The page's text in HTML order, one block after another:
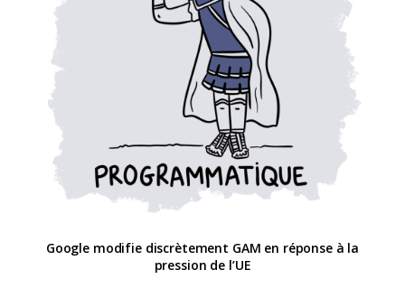
Google modifie discrètement GAM en réponse à la
pression de l’UE